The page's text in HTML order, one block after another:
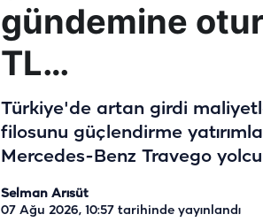
gündemine
TL…
Türkiye'de artan girdi
filosunu güçlendirme
Mercedes-Benz Travego
Selman Arısüt
07 Ağu 2026, 10:57 tarihinde yayınlandı